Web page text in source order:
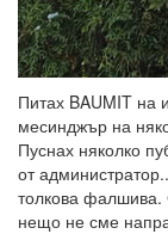
Питах BAUMIT на
месинджър на
Пуснах няколко
от
толкова фалшива.
нещо не сме